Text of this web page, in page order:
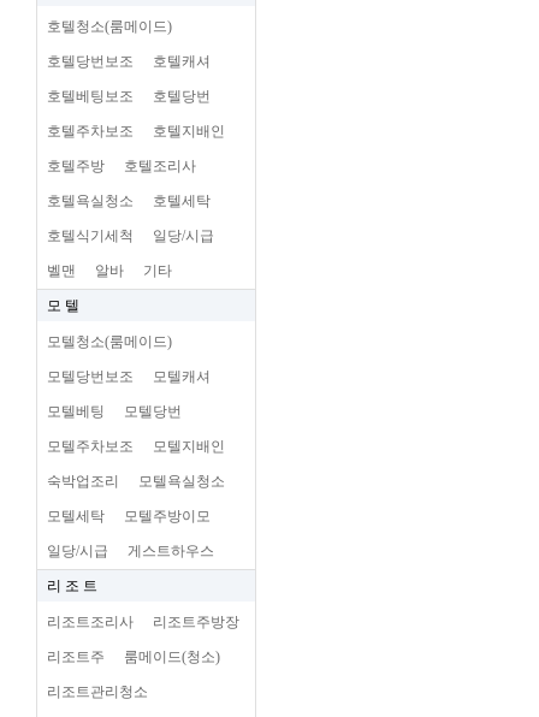
호텔청소(룸메이드)
호텔당번보조 호텔캐셔
호텔베팅보조 호텔당번
호텔주차보조 호텔지배인
호텔주방 호텔조리사
호텔욕실청소 호텔세탁
호텔식기세척 일당/시급
벨맨 알바 기타
모 텔
모텔청소(룸메이드)
모텔당번보조 모텔캐셔
모텔베팅 모텔당번
모텔주차보조 모텔지배인
숙박업조리 모텔욕실청소
모텔세탁 모텔주방이모
일당/시급 게스트하우스
리 조 트
리조트조리사 리조트주방장
리조트주 룸메이드(청소)
리조트관리청소